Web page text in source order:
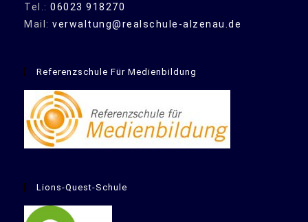
Tel.: 06023 918270
Mail: verwaltung@realschule-alzenau.de
Referenzschule Für Medienbildung
Lions-Quest-Schule